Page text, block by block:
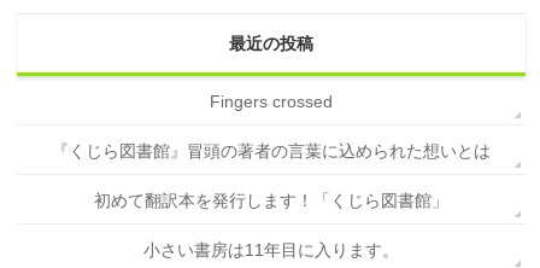
最近の投稿
Fingers crossed
『くじら図書館』冒頭の著者の言葉に込められた想いとは
初めて翻訳本を発行します！「くじら図書館」
小さい書房は11年目に入ります。